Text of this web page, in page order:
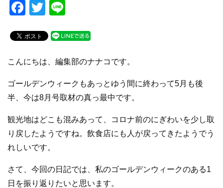
F
c
e
o
o
k
T
tt
er
e
こんにちは、編集部のナナコです。
ゴールデンウィークもあっとゆう間に終わって5月も後
半、今は8月号取材の真っ最中です。
観光地はどこも混みあって、コロナ前のにぎわいを少し取
り戻したようですね。飲食店にも人が戻ってきたようでう
れしいです。
さて、今回の日記では、私のゴールデンウィークのある1
日を振り返りたいと思います。